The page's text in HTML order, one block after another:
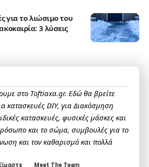
για το λιώσιμο του
3 λύσεις
στο Toftiaxa.gr. Εδώ θα βρείτε
κατασκευές DIY, για Διακόσμηση
κατασκευές, φυσικές μάσκες και
και το σώμα, συμβουλές για το
και τον καθαρισμό και πολλά
Meet The Team